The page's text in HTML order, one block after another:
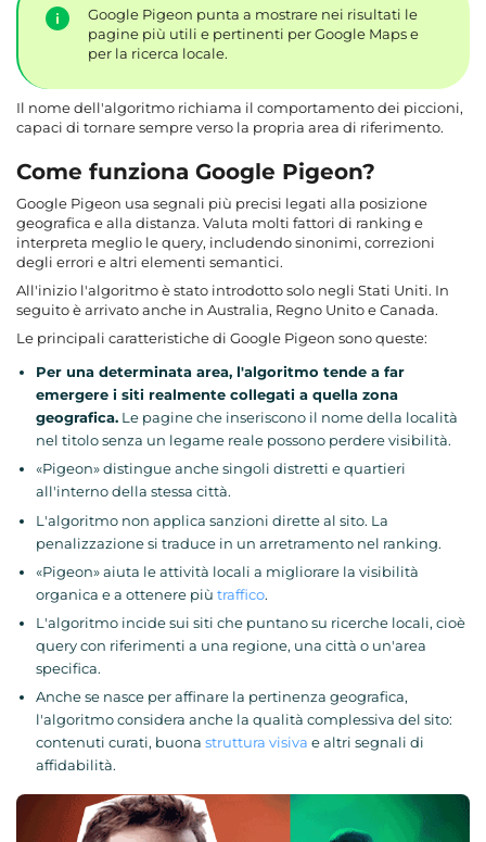
Google Pigeon punta a mostrare nei risultati le
pagine più utili e pertinenti per Google Maps e
per la ricerca locale.
Il nome dell'algoritmo richiama il comportamento dei piccioni,
capaci di tornare sempre verso la propria area di riferimento.
Come funziona Google Pigeon?
Google Pigeon usa segnali più precisi legati alla posizione
geografica e alla distanza. Valuta molti fattori di ranking e
interpreta meglio le query, includendo sinonimi, correzioni
degli errori e altri elementi semantici.
All'inizio l'algoritmo è stato introdotto solo negli Stati Uniti. In
seguito è arrivato anche in Australia, Regno Unito e Canada.
Le principali caratteristiche di Google Pigeon sono queste:
Per una determinata area, l'algoritmo tende a far
emergere i siti realmente collegati a quella zona
geografica. Le pagine che inseriscono il nome della località
nel titolo senza un legame reale possono perdere visibilità.
«Pigeon» distingue anche singoli distretti e quartieri
all'interno della stessa città.
L'algoritmo non applica sanzioni dirette al sito. La
penalizzazione si traduce in un arretramento nel ranking.
«Pigeon» aiuta le attività locali a migliorare la visibilità
organica e a ottenere più traffico.
L'algoritmo incide sui siti che puntano su ricerche locali, cioè
query con riferimenti a una regione, una città o un'area
specifica.
Anche se nasce per affinare la pertinenza geografica,
l'algoritmo considera anche la qualità complessiva del sito:
contenuti curati, buona struttura visiva e altri segnali di
affidabilità.